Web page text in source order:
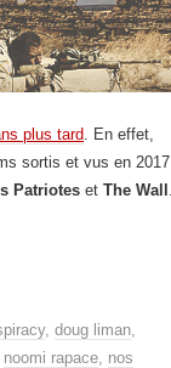
plus tard . En effet,
sortis et vus en 2017
Patriotes et The Wall
, doug liman
noomi rapace nos